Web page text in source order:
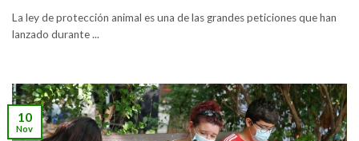
La ley de protección animal es una de las grandes peticiones que han
lanzado durante ...
10
Nov